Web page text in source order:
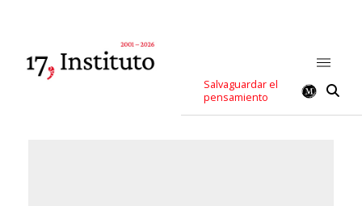
Salvaguardar el
pensamiento